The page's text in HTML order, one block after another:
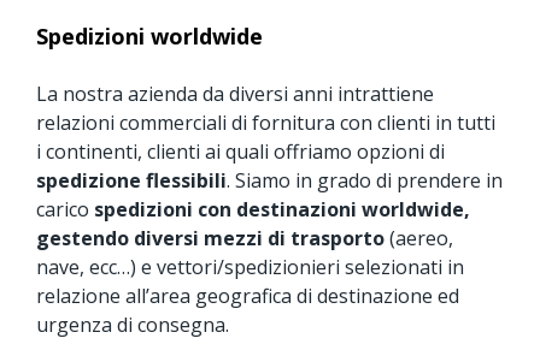
Spedizioni worldwide
La nostra azienda da diversi anni intrattiene
relazioni commerciali di fornitura con clienti in tutti
i continenti, clienti ai quali offriamo opzioni di
spedizione flessibili. Siamo in grado di prendere in
carico spedizioni con destinazioni worldwide,
gestendo diversi mezzi di trasporto(aereo,
nave, ecc…) e vettori/spedizionieri selezionati in
relazione all’area geografica di destinazione ed
urgenza di consegna.